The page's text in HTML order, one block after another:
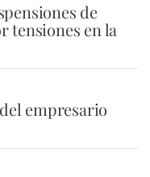
de
tensiones en la
empresario